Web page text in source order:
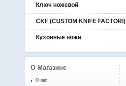
Ключ ножевой
CKF (CUSTOM KNIFE FACTORI)
Кухонные ножи
О Магазине
O нас